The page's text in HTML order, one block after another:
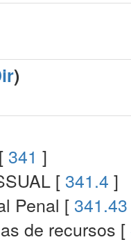
)
341 ]
[ 341.4 ]
Penal [ 341.43
de recursos [